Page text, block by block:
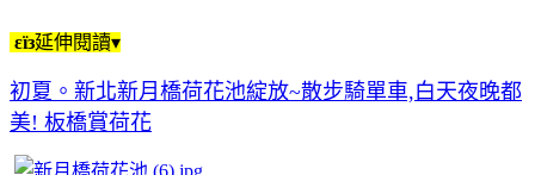
εїз延伸閱讀▾
初夏。新北新月橋荷花池綻放~散步騎單車,白天夜晚都
美! 板橋賞荷花